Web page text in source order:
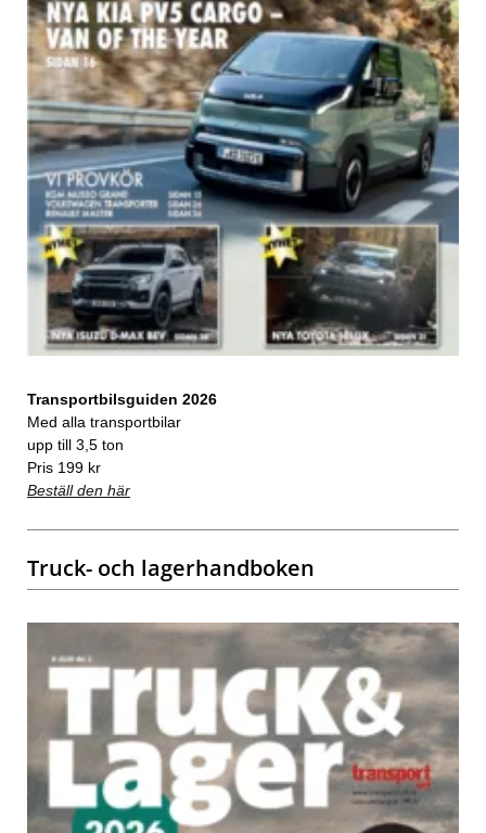
Transportbilsguiden 2026
Med alla transportbilar
upp till 3,5 ton
Pris 199 kr
Beställ den här
Truck- och lagerhandboken